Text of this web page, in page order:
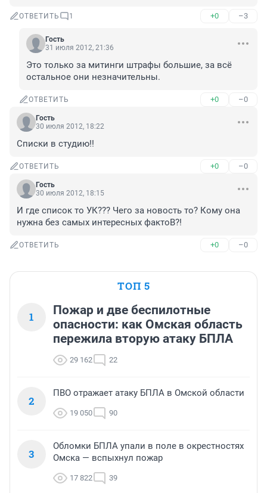
ОТВЕТИТЬ 1 +0 –3
Гость
31 июля 2012, 21:36
Это только за митинги штрафы большие, за всё
остальное они незначительны.
ОТВЕТИТЬ +0 –0
Гость
30 июля 2012, 18:22
Списки в студию!!
ОТВЕТИТЬ +0 –0
Гость
30 июля 2012, 18:15
И где список то УК??? Чего за новость то? Кому она
нужна без самых интересных фактоВ?!
ОТВЕТИТЬ +0 –0
ТОП 5
1
Пожар и две беспилотные
опасности: как Омская область
пережила вторую атаку БПЛА
29 162 22
2
ПВО отражает атаку БПЛА в Омской области
19 050 90
3
Обломки БПЛА упали в поле в окрестностях
Омска — вспыхнул пожар
17 822 39